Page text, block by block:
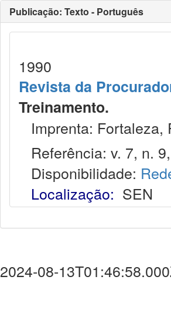
Publicação: Texto - Português
1990
Revista da
Treinamento.
Imprenta: Fortaleza,
Referência: v. 7, n.
Disponibilidade:
Localização: SEN
2024-08-